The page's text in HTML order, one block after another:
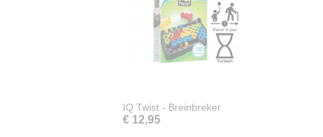
IQ Twist - Breinbreker
€ 12,95